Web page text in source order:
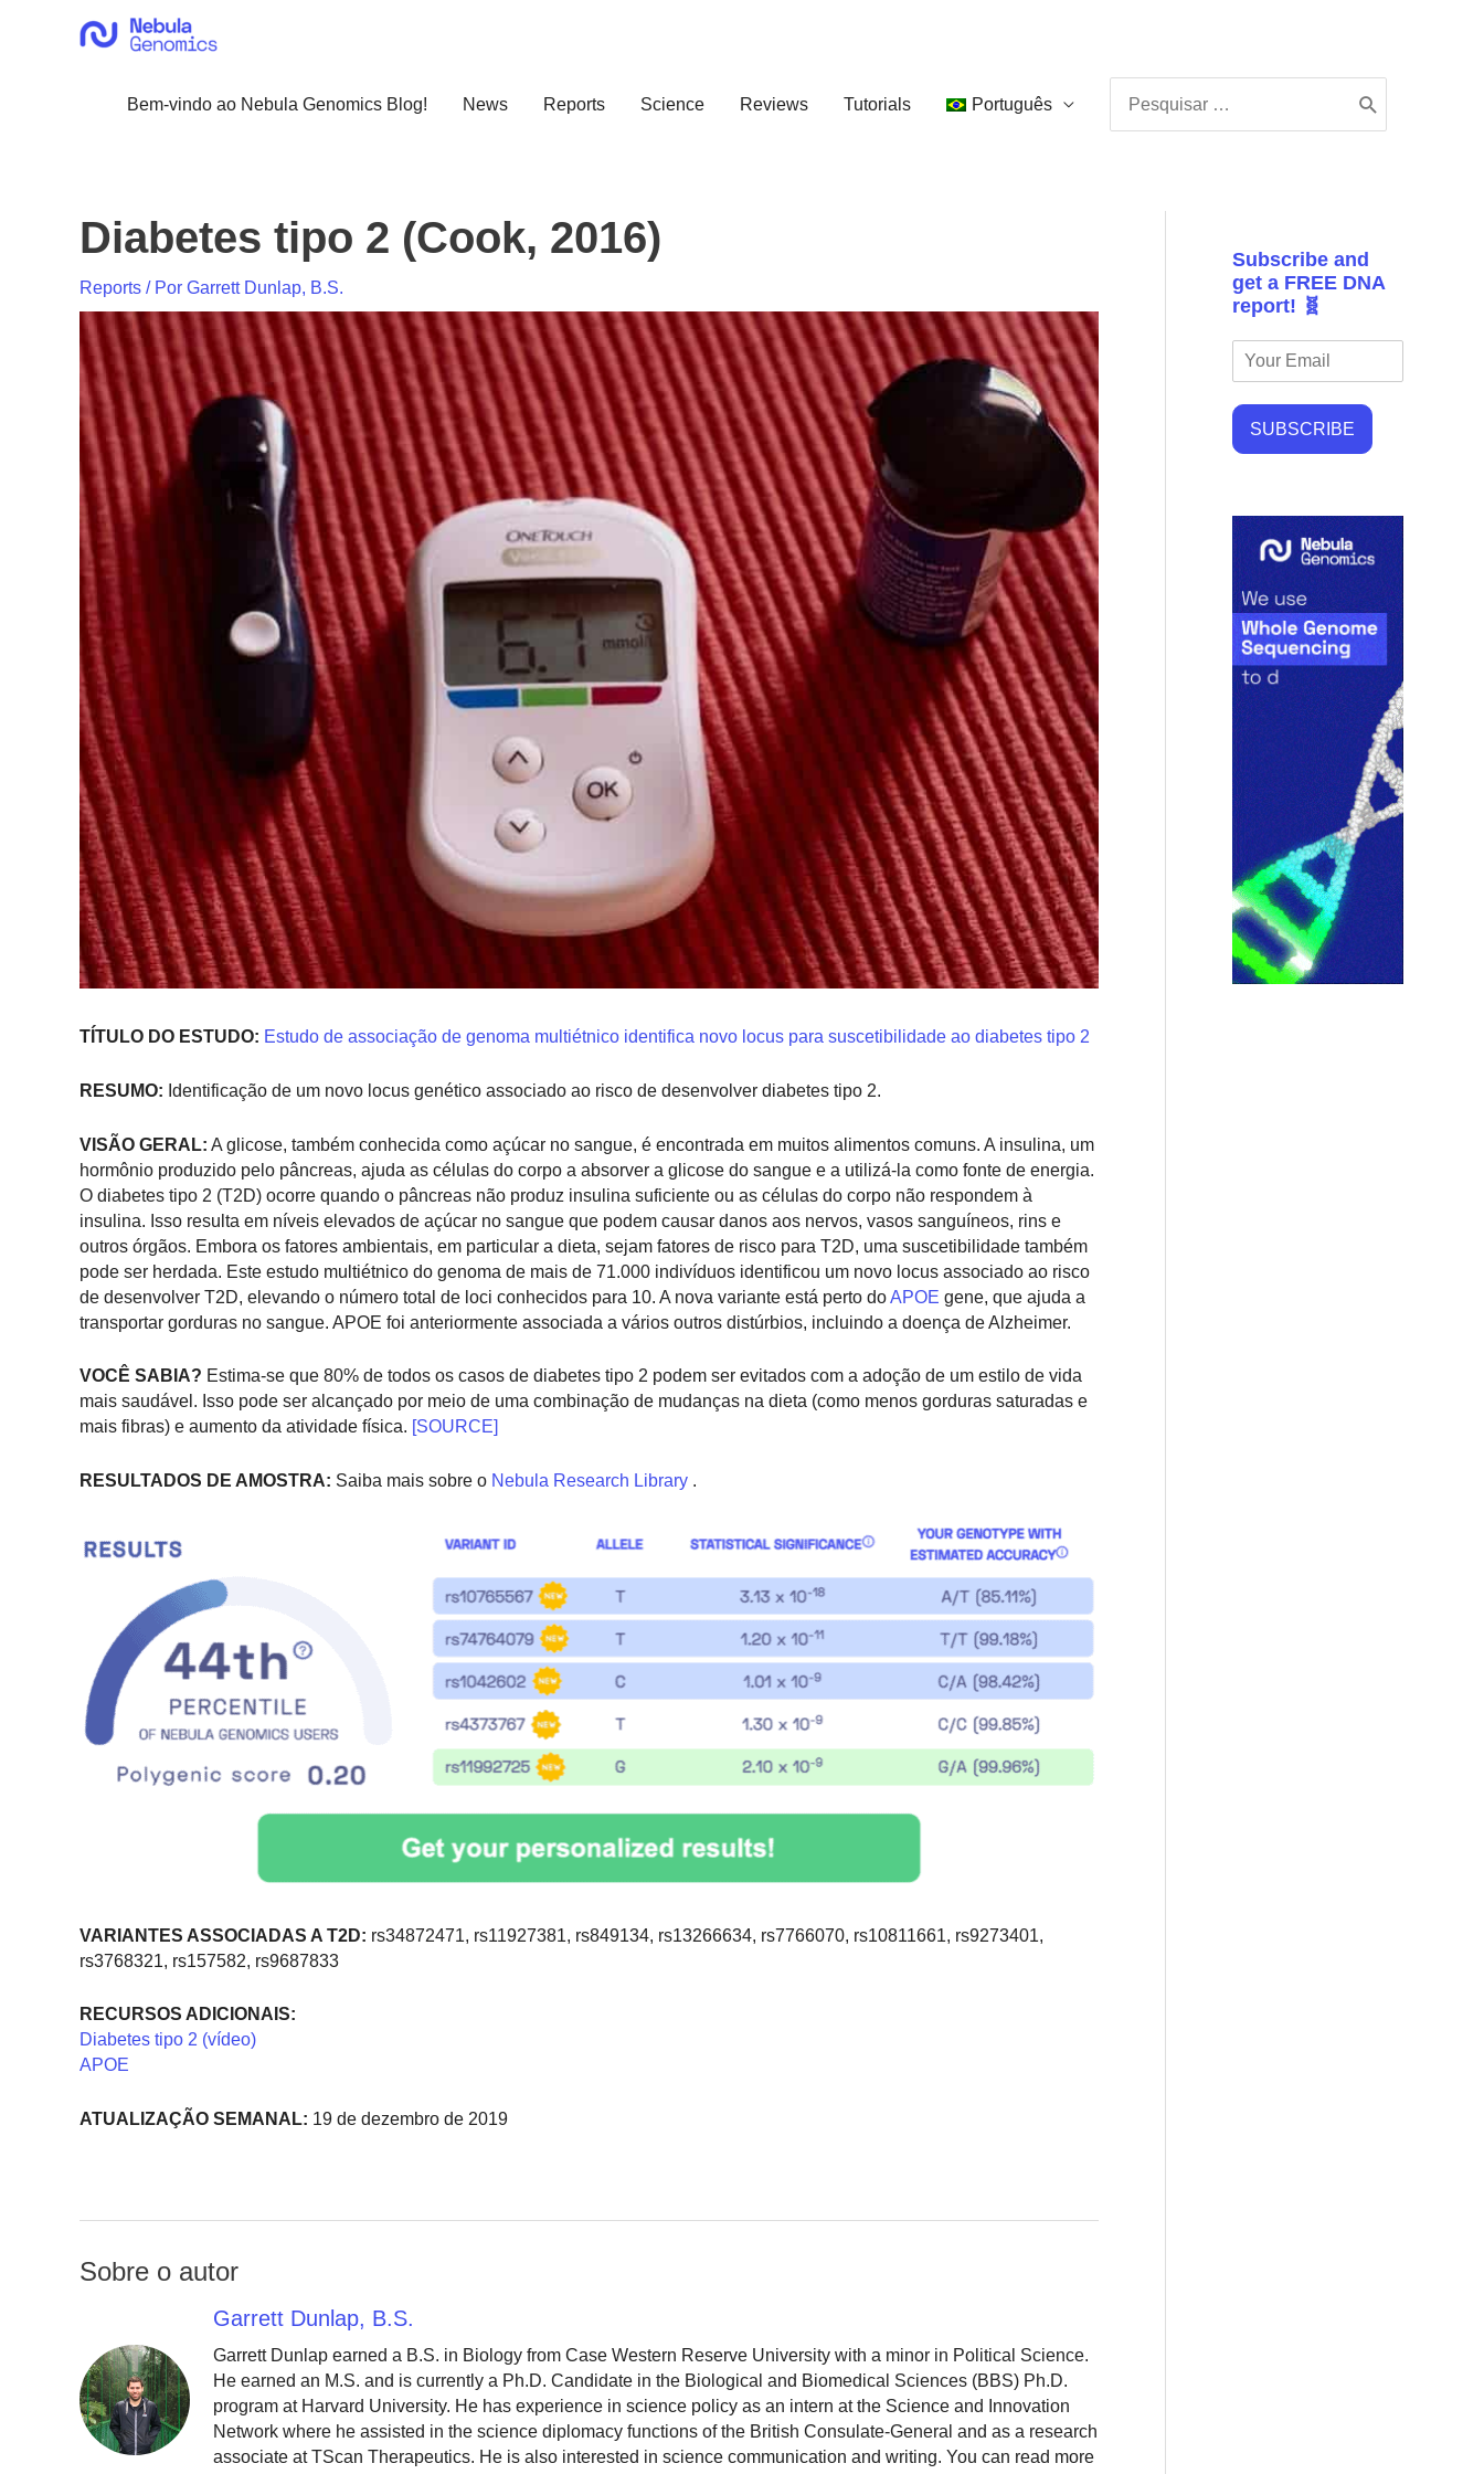
Bem-vindo ao Nebula Genomics Blog!
News Reports Science Reviews Tutorials Português
Diabetes tipo 2 (Cook, 2016)
Reports / Por Garrett Dunlap, B.S.
TÍTULO DO ESTUDO: Estudo de associação de genoma multiétnico identifica novo locus para suscetibilidade ao diabetes tipo 2
RESUMO: Identificação de um novo locus genético associado ao risco de desenvolver diabetes tipo 2.
VISÃO GERAL: A glicose, também conhecida como açúcar no sangue, é encontrada em muitos alimentos comuns. A insulina, um
hormônio produzido pelo pâncreas, ajuda as células do corpo a absorver a glicose do sangue e a utilizá-la como fonte de energia.
O diabetes tipo 2 (T2D) ocorre quando o pâncreas não produz insulina suficiente ou as células do corpo não respondem à
insulina. Isso resulta em níveis elevados de açúcar no sangue que podem causar danos aos nervos, vasos sanguíneos, rins e
outros órgãos. Embora os fatores ambientais, em particular a dieta, sejam fatores de risco para T2D, uma suscetibilidade também
pode ser herdada. Este estudo multiétnico do genoma de mais de 71.000 indivíduos identificou um novo locus associado ao risco
de desenvolver T2D, elevando o número total de loci conhecidos para 10. A nova variante está perto doAPOE gene, que ajuda a
transportar gorduras no sangue. APOE foi anteriormente associada a vários outros distúrbios, incluindo a doença de Alzheimer.
VOCÊ SABIA? Estima-se que 80% de todos os casos de diabetes tipo 2 podem ser evitados com a adoção de um estilo de vida
mais saudável. Isso pode ser alcançado por meio de uma combinação de mudanças na dieta (como menos gorduras saturadas e
mais fibras) e aumento da atividade física. [SOURCE]
RESULTADOS DE AMOSTRA: Saiba mais sobre o Nebula Research Library .
VARIANTES ASSOCIADAS A T2D: rs34872471, rs11927381, rs849134, rs13266634, rs7766070, rs10811661, rs9273401,
rs3768321, rs157582, rs9687833
RECURSOS ADICIONAIS:
Diabetes tipo 2 (vídeo)
APOE
ATUALIZAÇÃO SEMANAL: 19 de dezembro de 2019
Sobre o autor
Garrett Dunlap, B.S.
Garrett Dunlap earned a B.S. in Biology from Case Western Reserve University with a minor in Political Science.
He earned an M.S. and is currently a Ph.D. Candidate in the Biological and Biomedical Sciences (BBS) Ph.D.
program at Harvard University. He has experience in science policy as an intern at the Science and Innovation
Network where he assisted in the science diplomacy functions of the British Consulate-General and as a research
associate at TScan Therapeutics. He is also interested in science communication and writing. You can read more
Subscribe and
get a FREE DNA
report! 🧬
SUBSCRIBE